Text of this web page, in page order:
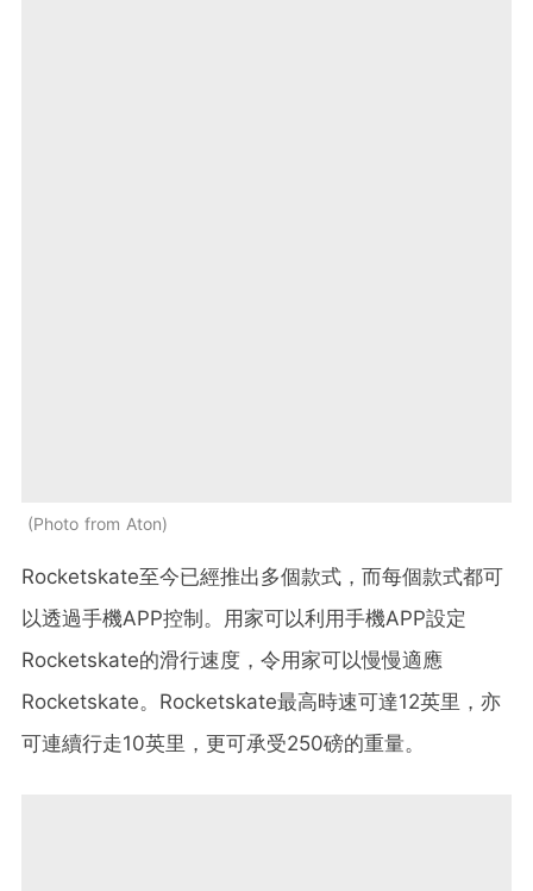
Photo from Aton
Rocketskate至今已經推出多個款式，而每個款式都可
以透過手機APP控制。用家可以利用手機APP設定
Rocketskate的滑行速度，令用家可以慢慢適應
Rocketskate。Rocketskate最高時速可達12英里，亦
可連續行走10英里，更可承受250磅的重量。